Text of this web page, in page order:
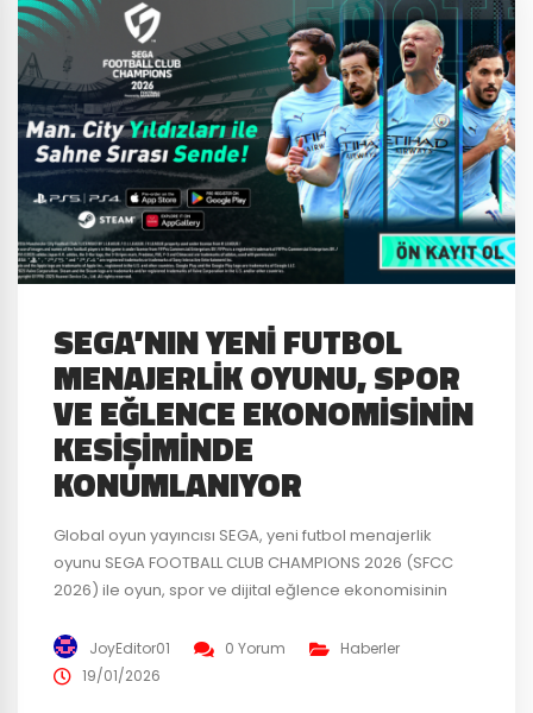
SEGA’NIN YENI FUTBOL
MENAJERLIK OYUNU, SPOR
VE EĞLENCE EKONOMISININ
KESIŞIMINDE
KONUMLANIYOR
Global oyun yayıncısı SEGA, yeni futbol menajerlik
oyunu SEGA FOOTBALL CLUB CHAMPIONS 2026 (SFCC
2026) ile oyun, spor ve dijital eğlence ekonomisinin
hazırlanıyor. Mobil, konsol ve bilgisayardan
oynanabilecek şekilde geliştirilen oyun, Türkiye
JoyEditor01 0 Yorum
Haberler
19/01/2026